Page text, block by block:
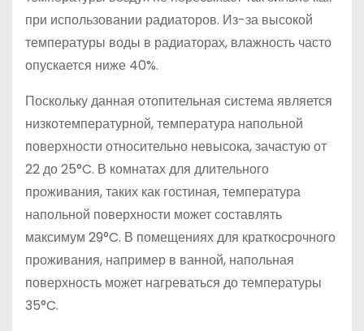
при использовании радиаторов. Из-за высокой
температуры воды в радиаторах, влажность часто
опускается ниже 40%.
Поскольку данная отопительная система является
низкотемпературной, температура напольной
поверхности относительно невысока, зачастую от
22 до 25°C. В комнатах для длительного
проживания, таких как гостиная, температура
напольной поверхности может составлять
максимум 29°C. В помещениях для краткосрочного
проживания, например в ванной, напольная
поверхность может нагреваться до температуры
35°C.